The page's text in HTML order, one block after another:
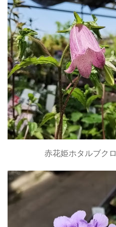
赤花姫ホタルブクロ